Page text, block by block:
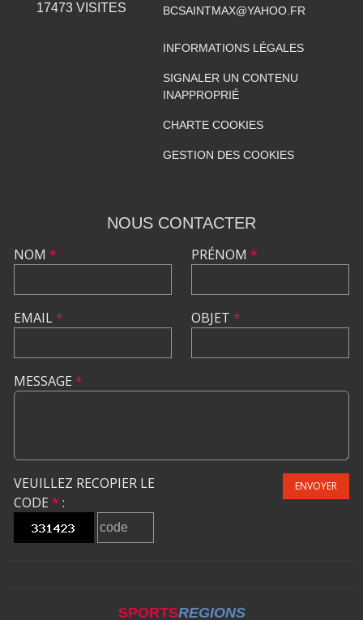
17473VISITES BCSAINTMAX@YAHOO.FR
INFORMATIONS LÉGALES
SIGNALER UN CONTENU
INAPPROPRIÉ
CHARTE COOKIES
GESTION DES COOKIES
NOUS CONTACTER
NOM *
EMAIL*
PRÉNOM *
OBJET *
MESSAGE *
VEUILLEZ RECOPIER LE
CODE * :
ENVOYER
SPORTSREGIONS